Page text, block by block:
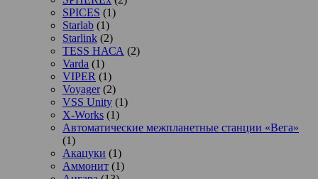
SPICES (1)
Starlab (1)
Starlink (2)
TESS НАСА (2)
Varda (1)
VIPER (1)
Voyager(2)
VSS Unity (1)
X-Works (1)
Автоматические межпланетные станции «Вега»
(1)
Акацуки (1)
Аммонит (1)